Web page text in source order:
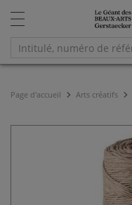
Page d'accueil Arts créatifs